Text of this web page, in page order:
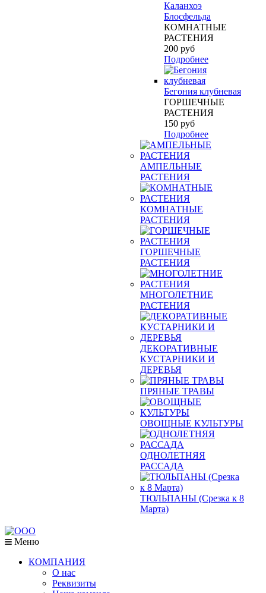
Каланхоэ
Блосфельда
КОМНАТНЫЕ
РАСТЕНИЯ
200 руб
Подробнее
Бегония клубневая
ГОРШЕЧНЫЕ
РАСТЕНИЯ
150 руб
Подробнее
АМПЕЛЬНЫЕ
РАСТЕНИЯ
КОМНАТНЫЕ
РАСТЕНИЯ
ГОРШЕЧНЫЕ
РАСТЕНИЯ
МНОГОЛЕТНИЕ
РАСТЕНИЯ
ДЕКОРАТИВНЫЕ
КУСТАРНИКИ И
ДЕРЕВЬЯ
ПРЯНЫЕ ТРАВЫ
ОВОЩНЫЕ КУЛЬТУРЫ
ОДНОЛЕТНЯЯ
РАССАДА
ТЮЛЬПАНЫ (Срезка к 8
Марта)
Меню
КОМПАНИЯ
О нас
Реквизиты